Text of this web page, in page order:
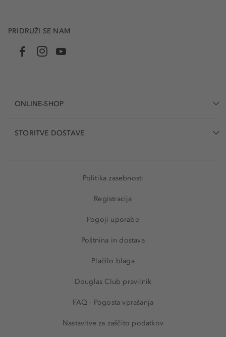
PRIDRUŽI SE NAM
ONLINE-SHOP
STORITVE DOSTAVE
Politika zasebnosti
Registracija
Pogoji uporabe
Poštnina in dostava
Plačilo blaga
Douglas Club pravilnik
FAQ - Pogosta vprašanja
Nastavitve za zaščito podatkov